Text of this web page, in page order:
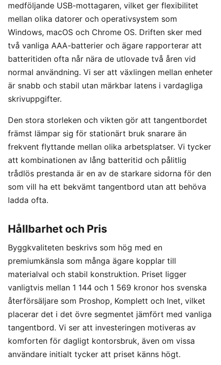
medföljande USB-mottagaren, vilket ger flexibilitet
mellan olika datorer och operativsystem som
Windows, macOS och Chrome OS. Driften sker med
två vanliga AAA-batterier och ägare rapporterar att
batteritiden ofta når nära de utlovade två åren vid
normal användning. Vi ser att växlingen mellan enheter
är snabb och stabil utan märkbar latens i vardagliga
skrivuppgifter.
Den stora storleken och vikten gör att tangentbordet
främst lämpar sig för stationärt bruk snarare än
frekvent flyttande mellan olika arbetsplatser. Vi tycker
att kombinationen av lång batteritid och pålitlig
trådlös prestanda är en av de starkare sidorna för den
som vill ha ett bekvämt tangentbord utan att behöva
ladda ofta.
Hållbarhet och Pris
Byggkvaliteten beskrivs som hög med en
premiumkänsla som många ägare kopplar till
materialval och stabil konstruktion. Priset ligger
vanligtvis mellan 1 144 och 1 569 kronor hos svenska
återförsäljare som Proshop, Komplett och Inet, vilket
placerar det i det övre segmentet jämfört med vanliga
tangentbord. Vi ser att investeringen motiveras av
komforten för dagligt kontorsbruk, även om vissa
användare initialt tycker att priset känns högt.